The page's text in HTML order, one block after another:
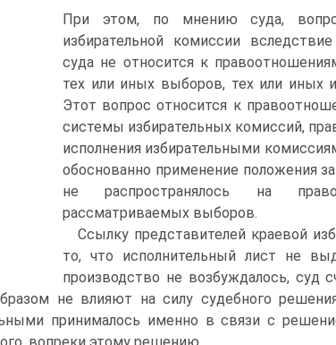
При этом, по мнению суда,
избирательной комиссии
суда не относится к
тех или иных выборов, тех или иных
Этот вопрос относится к
системы избирательных комиссий,
исполнения избирательными
обоснованно применение положения
не распространялось на
рассматриваемых выборов.
Ссылку представителей краевой
то, что исполнительный лист не
производство не возбуждалось, суд
не влияют на силу судебного
принималось именно в связи с